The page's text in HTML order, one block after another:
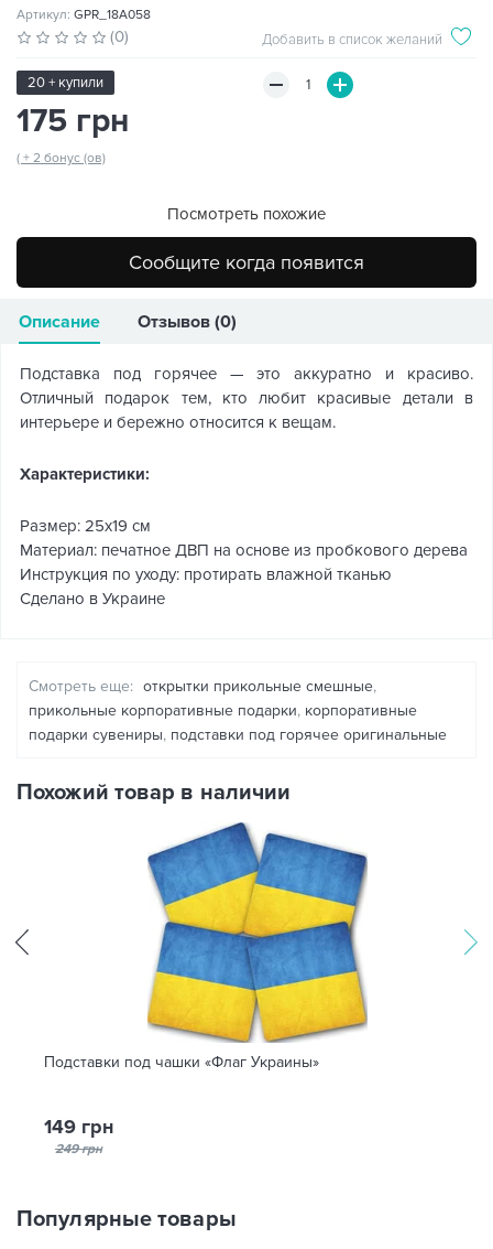
Артикул: GPR_18A058
(0) Добавить в список желаний
20 + купили
175 грн
( + 2 бонус (ов)
Посмотреть похожие
Сообщите когда появится
Описание Отзывов (0)
Подставка под горячее — это аккуратно и красиво.
Отличный подарок тем, кто любит красивые детали в
интерьере и бережно относится к вещам.
Характеристики:
Размер: 25х19 см
Материал: печатное ДВП на основе из пробкового дерева
Инструкция по уходу: протирать влажной тканью
Сделано в Украине
Смотреть еще: открытки прикольные смешные,
прикольные корпоративные подарки, корпоративные
подарки сувениры, подставки под горячее оригинальные
Похожий товар в наличии
Подставки под чашки «Флаг Украины»
149 грн
249 грн
Популярные товары